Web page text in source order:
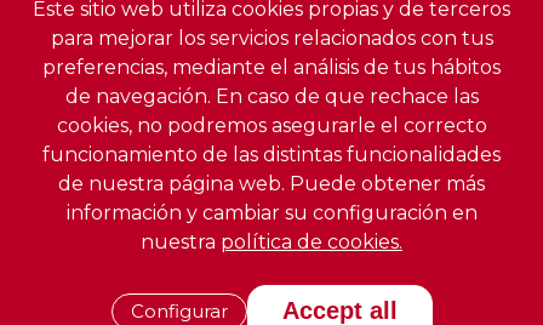
Este sitio web utiliza cookies propias y de terceros
para mejorar los servicios relacionados con tus
preferencias, mediante el análisis de tus hábitos
de navegación. En caso de que rechace las
cookies, no podremos asegurarle el correcto
funcionamiento de las distintas funcionalidades
de nuestra página web. Puede obtener más
información y cambiar su configuración en
nuestra política de cookies.
Configurar
Accept all